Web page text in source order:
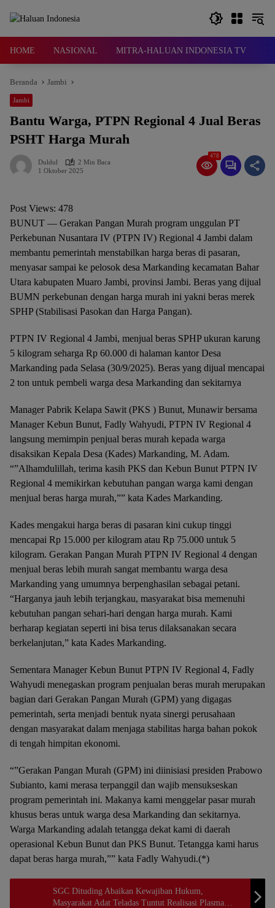
HOME NASIONAL MITRA-HALUAN INDONESIA TV
Beranda Jambi
Jambi
Bantu Warga, PTPN Regional 4 Jual Beras
PSHT Harga Murah
Duldul
2 Min Baca
1 Oktober 2025
478
Post Views: 478
BUNUT — Gerakan Pangan Murah program unggulan PT
Perkebunan Nusantara IV (PTPN IV) Regional 4 Jambi dalam
membantu pemerintah menstabilkan harga beras di pasaran,
menyasar sampai ke pelosok desa Markanding kecamatan Bahar
Utara kabupaten Muaro Jambi, provinsi Jambi. Beras yang dijual
BUMN perkebunan dengan harga murah ini yakni beras merek
SPHP (Stabilisasi Pasokan dan Harga Pangan).
PTPN IV Regional 4 Jambi, menjual beras SPHP ukuran karung
5 kilogram seharga Rp 60.000 di halaman kantor Desa
Markanding pada Selasa (30/9/2025). Beras yang dijual mencapai
2 ton untuk pembeli warga desa Markanding dan sekitarnya
Manager Pabrik Kelapa Sawit (PKS ) Bunut, Munawir bersama
Manager Kebun Bunut, Fadly Wahyudi, PTPN IV Regional 4
langsung memimpin penjual beras murah kepada warga
disaksikan Kepala Desa (Kades) Markanding, M. Adam.
“”Alhamdulillah, terima kasih PKS dan Kebun Bunut PTPN IV
Regional 4 memikirkan kebutuhan pangan warga kami dengan
menjual beras harga murah,”” kata Kades Markanding.
Kades mengakui harga beras di pasaran kini cukup tinggi
mencapai Rp 15.000 per kilogram atau Rp 75.000 untuk 5
kilogram. Gerakan Pangan Murah PTPN IV Regional 4 dengan
menjual beras lebih murah sangat membantu warga desa
Markanding yang umumnya berpenghasilan sebagai petani.
“Harganya jauh lebih terjangkau, masyarakat bisa memenuhi
kebutuhan pangan sehari-hari dengan harga murah. Kami
berharap kegiatan seperti ini bisa terus dilaksanakan secara
berkelanjutan,” kata Kades Markanding.
Sementara Manager Kebun Bunut PTPN IV Regional 4, Fadly
Wahyudi menegaskan program penjualan beras murah merupakan
bagian dari Gerakan Pangan Murah (GPM) yang digagas
pemerintah, serta menjadi bentuk nyata sinergi perusahaan
dengan masyarakat dalam menjaga stabilitas harga bahan pokok
di tengah himpitan ekonomi.
“”Gerakan Pangan Murah (GPM) ini diinisiasi presiden Prabowo
Subianto, kami merasa terpanggil dan wajib mensukseskan
program pemerintah ini. Makanya kami menggelar pasar murah
khusus beras untuk warga desa Markanding dan sekitarnya.
Warga Markanding adalah tetangga dekat kami di daerah
operasional Kebun Bunut dan PKS Bunut. Tetangga kami harus
dapat beras harga murah,”” kata Fadly Wahyudi.(*)
SGC Dituding Abaikan Kewajiban Hukum,
Masyarakat Adat Teladas Tuntut Realisasi Plasma